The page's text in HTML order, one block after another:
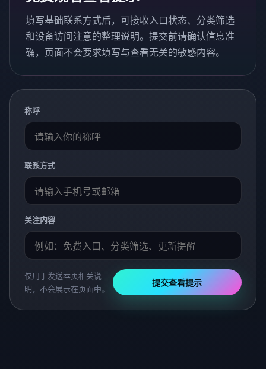
填写基础联系方式后，可接收入口状态、分类筛选
和设备访问注意的整理说明。提交前请确认信息准
确，页面不会要求填写与查看无关的敏感内容。
称呼
联系方式
关注内容
仅用于发送本页相关说
明，不会展示在页面中。
提交查看提示